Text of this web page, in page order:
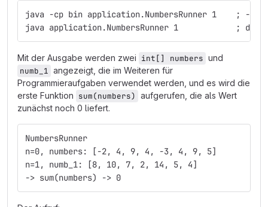
java -cp bin application.NumbersRunner 1    ; -cp
java application.NumbersRunner 1            ; da
Mit der Ausgabe werden zwei int[] numbers und
numb_1 angezeigt, die im Weiteren für
Programmieraufgaben verwendet werden, und es wird die
erste Funktion sum(numbers) aufgerufen, die als Wert
zunächst noch 0 liefert.
NumbersRunner
n=0, numbers: [-2, 4, 9, 4, -3, 4, 9, 5]
n=1, numb_1: [8, 10, 7, 2, 14, 5, 4]
-> sum(numbers) -> 0